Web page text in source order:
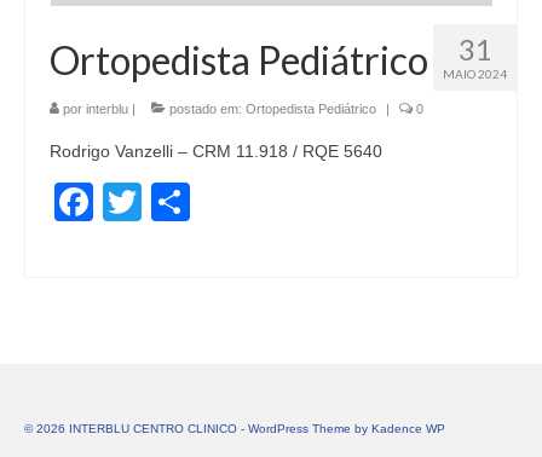
31
MAIO 2024
Ortopedista Pediátrico
por interblu | postado em: Ortopedista Pediátrico | 0
Rodrigo Vanzelli – CRM 11.918 / RQE 5640
Facebook
Twitter
© 2026 INTERBLU CENTRO CLINICO - WordPress Theme by Kadence WP